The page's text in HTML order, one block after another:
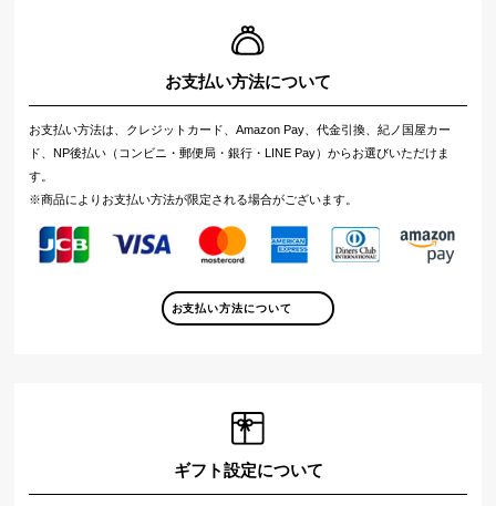
お支払い方法について
お支払い方法は、クレジットカード、Amazon Pay、代金引換、紀ノ国屋カー
ド、NP後払い（コンビニ・郵便局・銀行・LINE Pay）からお選びいただけま
す。
※商品によりお支払い方法が限定される場合がございます。
お支払い方法について
ギフト設定について